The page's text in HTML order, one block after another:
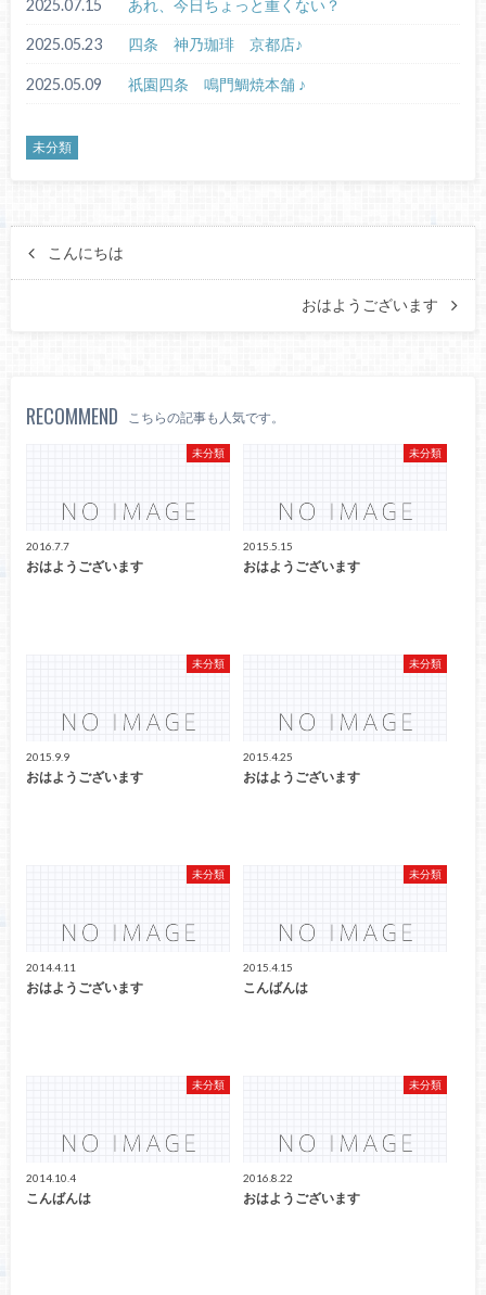
2025.07.15 あれ、今日ちょっと重くない？
2025.05.23 四条 神乃珈琲 京都店♪
2025.05.09 祇園四条 鳴門鯛焼本舗 ♪
未分類
こんにちは
おはようございます
RECOMMEND こちらの記事も人気です。
未分類
2016.7.7
おはようございます
未分類
2015.5.15
おはようございます
未分類
2015.9.9
おはようございます
未分類
2015.4.25
おはようございます
未分類
2014.4.11
おはようございます
未分類
2015.4.15
こんばんは
未分類
2014.10.4
こんばんは
未分類
2016.8.22
おはようございます